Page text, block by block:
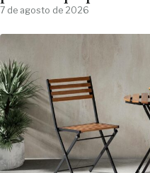
7 de agosto de 2026